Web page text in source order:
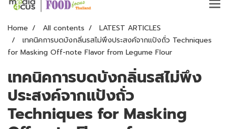
Home All contents
LATEST ARTICLES
เทคนิคการบดบังกลิ่นรสไม่พึงประสงค์จากแป้งถั่ว Techniques
for Masking Off-note Flavor from Legume Flour
เทคนิคการบดบังกลิ่นรสไม่พึง
ประสงค์จากแป้งถั่ว
Techniques for Masking